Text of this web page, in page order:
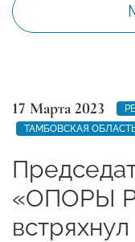
17 Марта 2023
ТАМБОВСКАЯ
«ОПОРЫ